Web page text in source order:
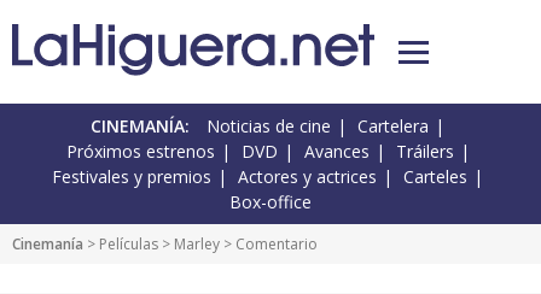
CINEMANÍA: Noticias de cine
Cartelera
Próximos estrenos
DVD Avances
Tráilers
Festivales y premios
Actores y actrices
Carteles
Box-office
Cinemanía > Películas > Marley > Comentario